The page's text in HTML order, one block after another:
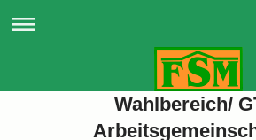
Wahlbereich/